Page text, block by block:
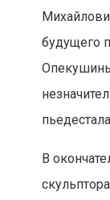
будущего
В